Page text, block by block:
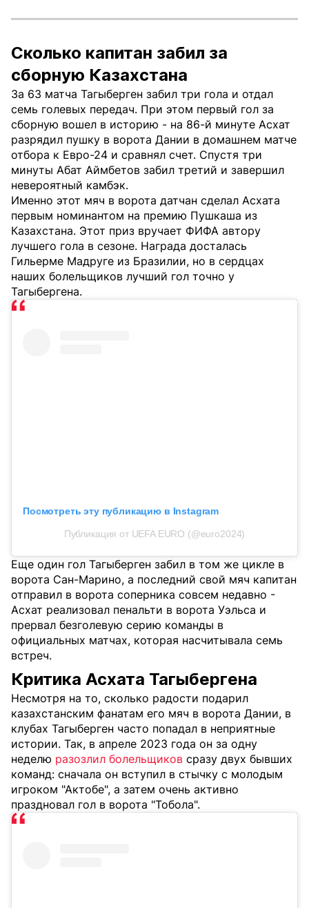
Сколько капитан забил за
сборную Казахстана
За 63 матча Тагыберген забил три гола и отдал
семь голевых передач. При этом первый гол за
сборную вошел в историю - на 86-й минуте Асхат
разрядил пушку в ворота Дании в домашнем матче
отбора к Евро-24 и сравнял счет. Спустя три
минуты Абат Аймбетов забил третий и завершил
невероятный камбэк.
Именно этот мяч в ворота датчан сделал Асхата
первым номинантом на премию Пушкаша из
Казахстана. Этот приз вручает ФИФА автору
лучшего гола в сезоне. Награда досталась
Гильерме Мадруге из Бразилии, но в сердцах
наших болельщиков лучший гол точно у
Тагыбергена.
Посмотреть эту публикацию в Instagram
Публикация от UEFA EURO (@euro2024)
Еще один гол Тагыберген забил в том же цикле в
ворота Сан-Марино, а последний свой мяч капитан
отправил в ворота соперника совсем недавно -
Асхат реализовал пенальти в ворота Уэльса и
прервал безголевую серию команды в
официальных матчах, которая насчитывала семь
встреч.
Критика Асхата Тагыбергена
Несмотря на то, сколько радости подарил
казахстанским фанатам его мяч в ворота Дании, в
клубах Тагыберген часто попадал в неприятные
истории. Так, в апреле 2023 года он за одну
неделю разозлил болельщиков сразу двух бывших
команд: сначала он вступил в стычку с молодым
игроком "Актобе", а затем очень активно
праздновал гол в ворота "Тобола".